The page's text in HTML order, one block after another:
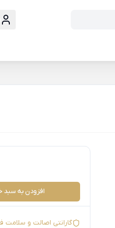
افزودن به سبد
گارانتی اصالت و سلامت